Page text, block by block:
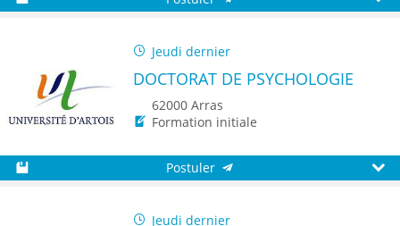
Jeudi dernier
DOCTORAT DE PSYCHOLOGIE
62000 Arras
Formation initiale
Postuler
Jeudi dernier